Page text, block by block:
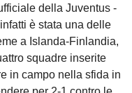
della Juventus -
infatti è stata una delle
a Islanda-Finlandia,
squadre inserite
in campo nella sfida in